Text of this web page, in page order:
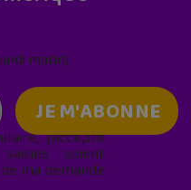
matin)
j’accepte
soient
ma demande